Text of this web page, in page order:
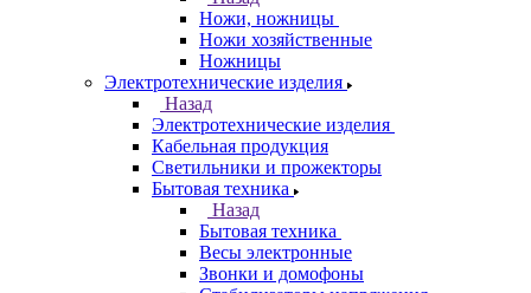
Ножи, ножницы
Ножи хозяйственные
Ножницы
Электротехнические изделия
Назад
Электротехнические изделия
Кабельная продукция
Светильники и прожекторы
Бытовая техника
Назад
Бытовая техника
Весы электронные
Звонки и домофоны